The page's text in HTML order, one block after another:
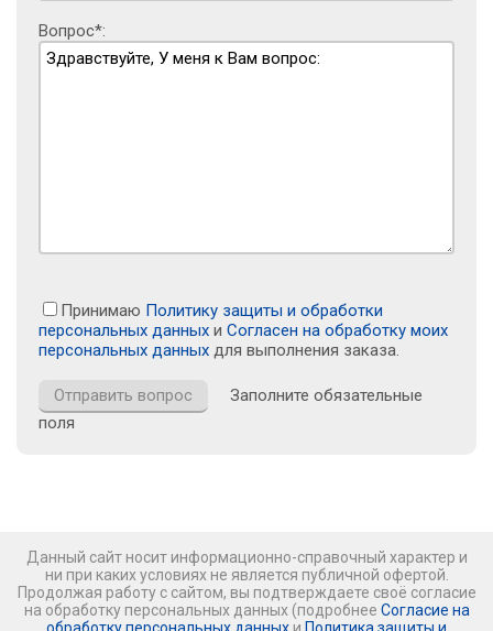
Вопрос*:
Принимаю Политику защиты и обработки
персональных данных и Согласен на обработку моих
персональных данных для выполнения заказа.
Заполните обязательные
поля
Данный сайт носит информационно-справочный характер и
ни при каких условиях не является публичной офертой.
Продолжая работу с сайтом, вы подтверждаете своё согласие
на обработку персональных данных (подробнее Согласие на